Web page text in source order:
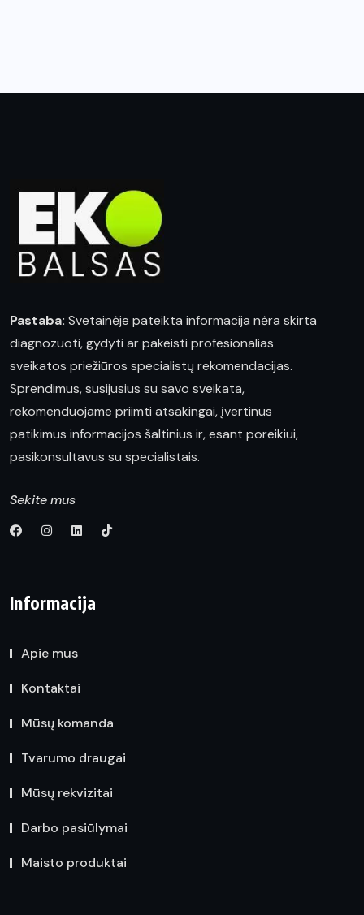
Pastaba: Svetainėje pateikta informacija nėra skirta
diagnozuoti, gydyti ar pakeisti profesionalias
sveikatos priežiūros specialistų rekomendacijas.
Sprendimus, susijusius su savo sveikata,
rekomenduojame priimti atsakingai, įvertinus
patikimus informacijos šaltinius ir, esant poreikiui,
pasikonsultavus su specialistais.
Sekite mus
Informacija
Apie mus
Kontaktai
Mūsų komanda
Tvarumo draugai
Mūsų rekvizitai
Darbo pasiūlymai
Maisto produktai